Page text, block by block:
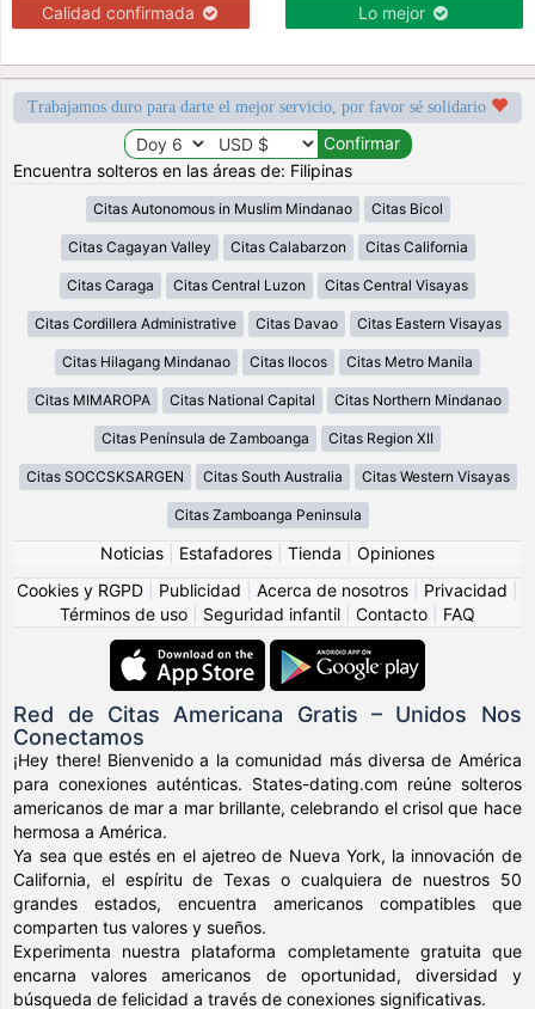
Calidad confirmada Lo mejor
Trabajamos duro para darte el mejor servicio, por favor sé solidario
Encuentra solteros en las áreas de: Filipinas
Citas Autonomous in Muslim Mindanao Citas Bicol
Citas Cagayan Valley Citas Calabarzon Citas California
Citas Caraga Citas Central Luzon Citas Central Visayas
Citas Cordillera Administrative Citas Davao Citas Eastern Visayas
Citas Hilagang Mindanao Citas Ilocos Citas Metro Manila
Citas MIMAROPA Citas National Capital Citas Northern Mindanao
Citas Península de Zamboanga Citas Region XII
Citas SOCCSKSARGEN Citas South Australia Citas Western Visayas
Citas Zamboanga Peninsula
Noticias Estafadores Tienda
Opiniones
Cookies y RGPD
Publicidad Acerca de nosotros Privacidad
Términos de uso
Seguridad infantil Contacto FAQ
Red de Citas Americana Gratis – Unidos Nos
Conectamos
¡Hey there! Bienvenido a la comunidad más diversa de América
para conexiones auténticas. States-dating.com reúne solteros
americanos de mar a mar brillante, celebrando el crisol que hace
hermosa a América.
Ya sea que estés en el ajetreo de Nueva York, la innovación de
California, el espíritu de Texas o cualquiera de nuestros 50
grandes estados, encuentra americanos compatibles que
comparten tus valores y sueños.
Experimenta nuestra plataforma completamente gratuita que
encarna valores americanos de oportunidad, diversidad y
búsqueda de felicidad a través de conexiones significativas.